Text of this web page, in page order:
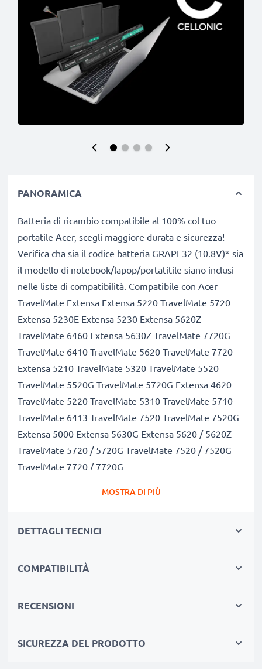
PANORAMICA
Batteria di ricambio compatibile al 100% col tuo
portatile Acer, scegli maggiore durata e sicurezza!
Verifica cha sia il codice batteria GRAPE32 (10.8V)* sia
il modello di notebook/lapop/portatitile siano inclusi
nelle liste di compatibilità. Compatibile con Acer
TravelMate Extensa Extensa 5220 TravelMate 5720
Extensa 5230E Extensa 5230 Extensa 5620Z
TravelMate 6460 Extensa 5630Z TravelMate 7720G
TravelMate 6410 TravelMate 5620 TravelMate 7720
Extensa 5210 TravelMate 5320 TravelMate 5520
TravelMate 5520G TravelMate 5720G Extensa 4620
TravelMate 5220 TravelMate 5310 TravelMate 5710
TravelMate 6413 TravelMate 7520 TravelMate 7520G
Extensa 5000 Extensa 5630G Extensa 5620 / 5620Z
TravelMate 5720 / 5720G TravelMate 7520 / 7520G
TravelMate 7720 / 7720G
4400mAh. La concorrenza pretende di vendere
che alla prova dei fatti risulta non vero. La nostra
Le nostre batterie sostitutive forniscono
MOSTRA DI PIÙ
DETTAGLI TECNICI
COMPATIBILITÀ
RECENSIONI
SICUREZZA DEL PRODOTTO